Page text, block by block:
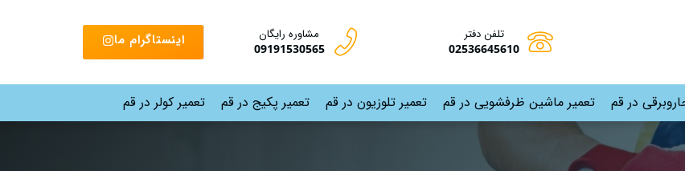
تلفن دفتر
02536645610
مشاوره رایگان
09191530565 اینستاگرام ما
در قم تعمیر ماشین ظرفشویی در قم تعمیر تلوزیون در قم تعمیر پکیج در قم تعمیر کولر در قم